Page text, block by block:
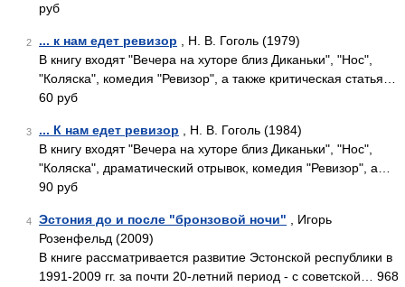
руб
2 ... к нам едет ревизор , Н. В. Гоголь (1979)
В книгу входят "Вечера на хуторе близ Диканьки", "Нос",
"Коляска", комедия "Ревизор", а также критическая статья…
60 руб
3 ... К нам едет ревизор , Н. В. Гоголь (1984)
В книгу входят "Вечера на хуторе близ Диканьки", "Нос",
"Коляска", драматический отрывок, комедия "Ревизор", а…
90 руб
4 Эстония до и после "бронзовой ночи" , Игорь
Розенфельд (2009)
В книге рассматривается развитие Эстонской республики в
1991-2009 гг. за почти 20-летний период - с советской… 968